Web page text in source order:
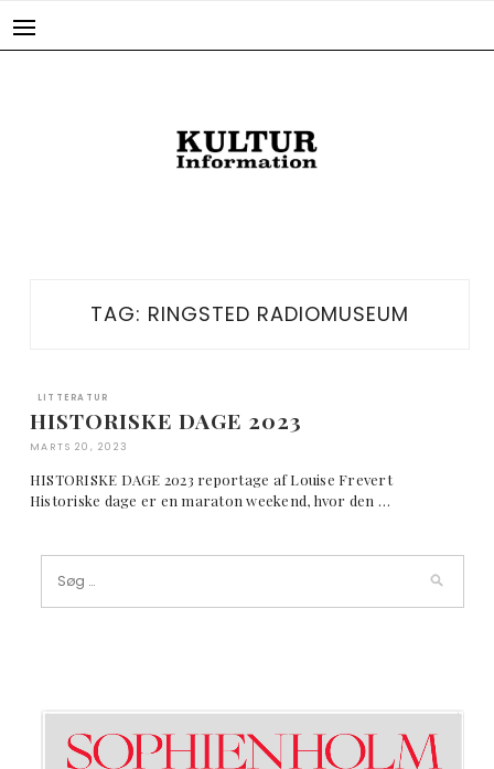
TAG: RINGSTED RADIOMUSEUM
LITTERATUR
HISTORISKE DAGE 2023
MARTS 20, 2023
HISTORISKE DAGE 2023 reportage af Louise Frevert
Historiske dage er en maraton weekend, hvor den …